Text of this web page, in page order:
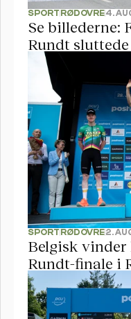
SPORT RØDOVRE4.
Se billederne:
Rundt
SPORT RØDOVRE2.
Belgisk vinder
Rundt-finale i